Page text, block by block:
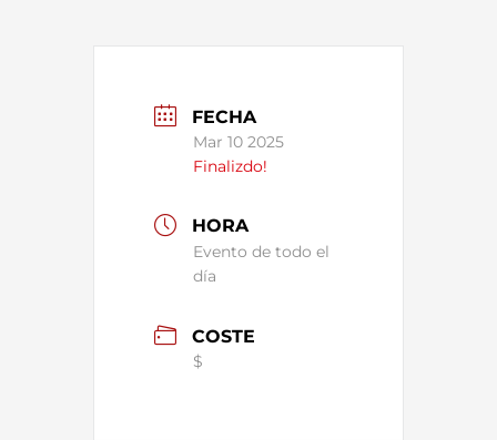
FECHA
Mar 10 2025
Finalizdo!
HORA
Evento de todo el
día
COSTE
$